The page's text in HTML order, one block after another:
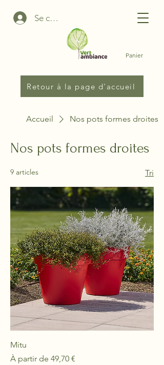
Se connecter
Panier
Retour à la page d'accueil
Accueil Nos pots formes droites
Nos pots formes droites
9 articles Tri
Mitu
À partir de 49,70 €
Prix promotionnel